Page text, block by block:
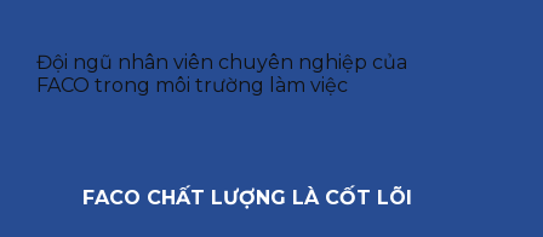
Đội ngũ nhân viên chuyên nghiệp của
FACO trong môi trường làm việc
FACO CHẤT LƯỢNG LÀ CỐT LÕI